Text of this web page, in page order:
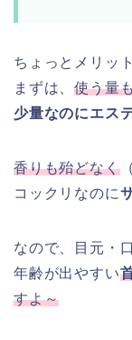
ちょっとメリッ
まずは、使う量
少量なのにエス
香りも殆どなく
コックリなのに
なので、目元・
年齢が出やすい
すよ～